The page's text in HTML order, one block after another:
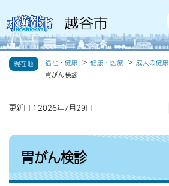
現在地 福祉・健康 健康・医療 成人の健康
胃がん検診
更新日：2026年7月29日
胃がん検診